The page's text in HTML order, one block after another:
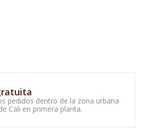
pedidos dentro de la zona urbana
Cali en primera planta.